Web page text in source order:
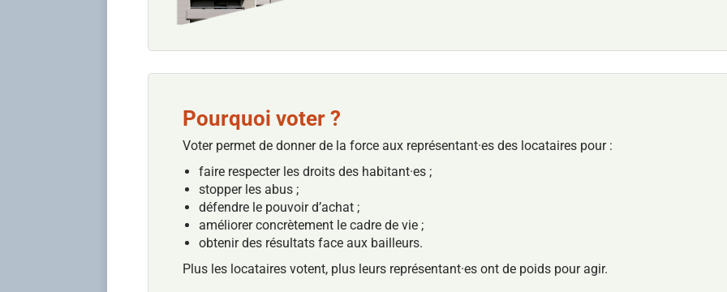
Pourquoi voter ?
Voter permet de donner de la force aux représentant·es des locataires pour :
faire respecter les droits des habitant·es ;
stopper les abus ;
défendre le pouvoir d’achat ;
améliorer concrètement le cadre de vie ;
obtenir des résultats face aux bailleurs.
Plus les locataires votent, plus leurs représentant·es ont de poids pour agir.